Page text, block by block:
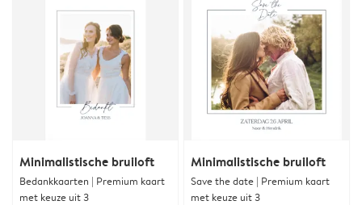
Minimalistische bruiloft
Bedankkaarten | Premium kaart
met keuze uit 3
Minimalistische bruiloft
Save the date | Premium kaart
met keuze uit 3